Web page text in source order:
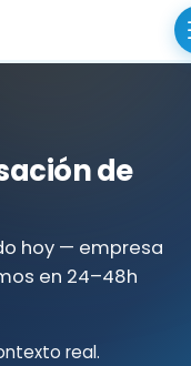
de
hoy — empresa
en 24–48h
real.